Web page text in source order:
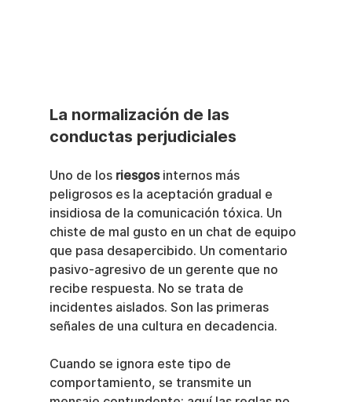
La normalización de las
conductas perjudiciales
Uno de los riesgos internos más
peligrosos es la aceptación gradual e
insidiosa de la comunicación tóxica. Un
chiste de mal gusto en un chat de equipo
que pasa desapercibido. Un comentario
pasivo-agresivo de un gerente que no
recibe respuesta. No se trata de
incidentes aislados. Son las primeras
señales de una cultura en decadencia.
Cuando se ignora este tipo de
comportamiento, se transmite un